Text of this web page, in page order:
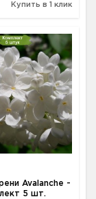
Купить в 1 клик
Avalanche -
5 шт.